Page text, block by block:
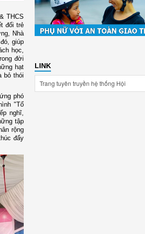
THCS
đối trẻ
Nhà
giúp
học,
đời
hạt
bỏ thói
phó
"Tổ
nghĩ,
tập
rộng
đẩy
LINK